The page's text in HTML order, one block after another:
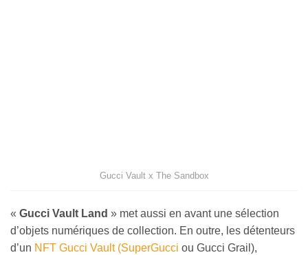
Gucci Vault x The Sandbox
« Gucci Vault Land » met aussi en avant une sélection
d’objets numériques de collection. En outre, les détenteurs
d’un NFT Gucci Vault (SuperGucci ou Gucci Grail),